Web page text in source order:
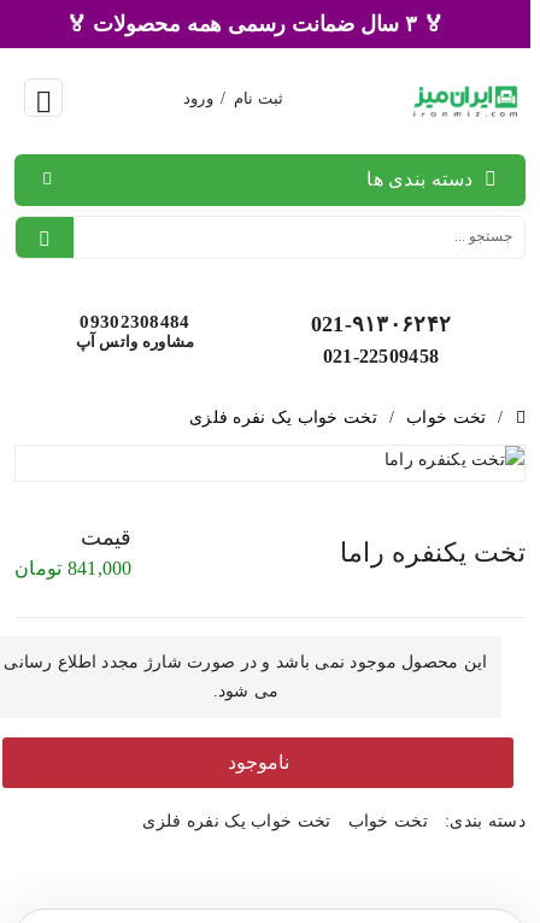
🏅 ۳ سال ضمانت رسمی همه محصولات 🏅
ثبت نام / ورود
دسته بندی ها
021-۹۱۳۰۶۲۴۲
021-22509458
09302308484
مشاوره واتس آپ
تخت خواب تخت خواب یک نفره فلزی
تخت یکنفره راما قیمت
841,000 تومان
این محصول موجود نمی باشد و در صورت شارژ مجدد اطلاع رسانی
می شود.
ناموجود
دسته بندی: تخت خواب تخت خواب یک نفره فلزی